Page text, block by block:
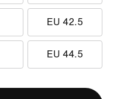
EU 42.5
EU 44.5